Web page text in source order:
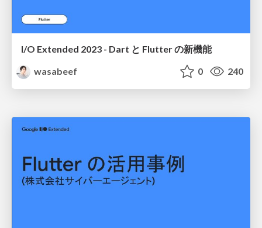
I/O Extended 2023 - Dart と Flutter の新機能
wasabeef
0 240